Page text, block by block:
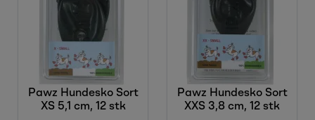
Pawz Hundesko Sort
XS 5,1 cm, 12 stk
Pawz Hundesko Sort
XXS 3,8 cm, 12 stk